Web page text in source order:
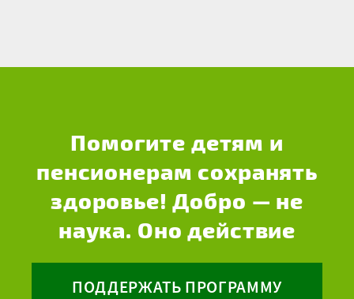
Помогите детям и
пенсионерам сохранять
здоровье! Добро — не
наука. Оно действие
ПОДДЕРЖАТЬ ПРОГРАММУ